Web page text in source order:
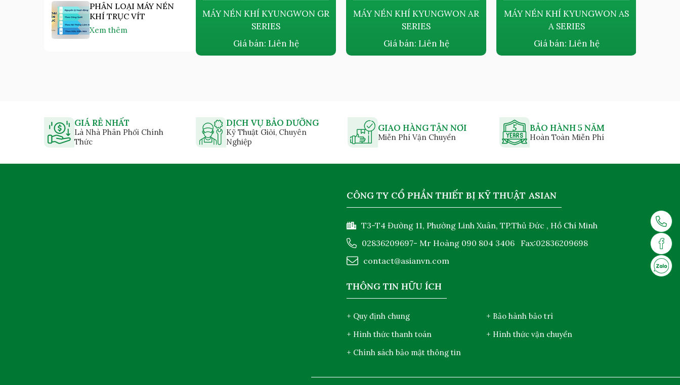
PHÂN LOẠI MÁY NÉN
KHÍ TRỤC VÍT
Xem thêm
MÁY NÉN KHÍ PISTON KHÔNG
DẦU KYUNGWON AC-B SERIES
MÁY NÉN KHÍ KYUNGWON GR
SERIES
Giá bán: Liên hệ
MÁY NÉN KHÍ KYUNGWON AR
SERIES
Giá bán: Liên hệ
MÁY NÉN KHÍ KYUNGWON AS
A SERIES
Giá bán: Liên hệ
GIÁ RẺ NHẤT
Là Nhà Phân Phối Chính
Thức
DỊCH VỤ BẢO DƯỠNG
Kỹ Thuật Giỏi, Chuyên
Nghiệp
GIAO HÀNG TẬN NƠI
Miễn Phí Vận Chuyển
BẢO HÀNH 5 NĂM
Hoàn Toàn Miễn Phí
CÔNG TY CỔ PHẦN THIẾT BỊ KỸ THUẬT ASIAN
T3-T4 Đường 11, Phường Linh Xuân, TP.Thủ Đức , Hồ Chí Minh
02836209697- Mr Hoàng 090 804 3406
Fax:02836209698
contact@asianvn.com
THÔNG TIN HỮU ÍCH
+ Quy định chung
+ Hình thức thanh toán
+ Chính sách bảo mật thông tin
+ Bảo hành bảo trì
+ Hình thức vận chuyển